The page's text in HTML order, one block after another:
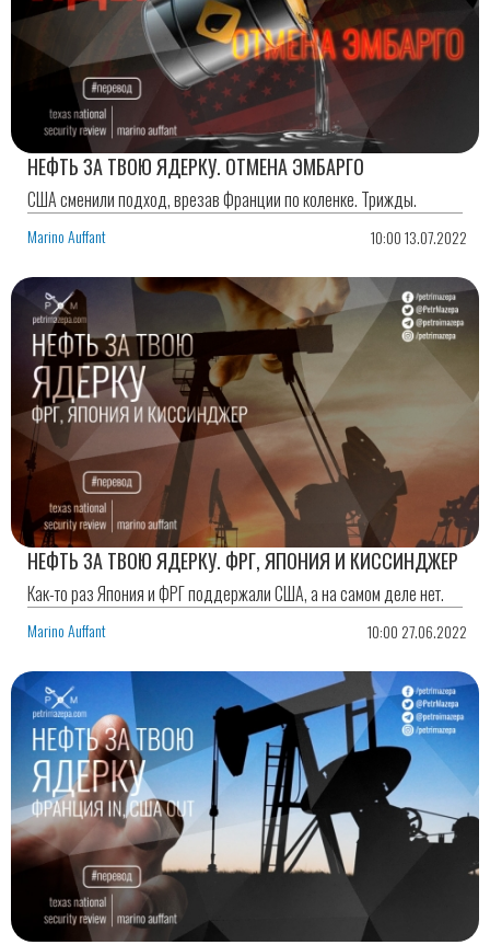
НЕФТЬ ЗА ТВОЮ ЯДЕРКУ. ОТМЕНА ЭМБАРГО
США сменили подход, врезав Франции по коленке. Трижды.
Marino Auffant 10:00 13.07.2022
НЕФТЬ ЗА ТВОЮ ЯДЕРКУ. ФРГ, ЯПОНИЯ И КИССИНДЖЕР
Как-то раз Япония и ФРГ поддержали США, а на самом деле нет.
Marino Auffant 10:00 27.06.2022